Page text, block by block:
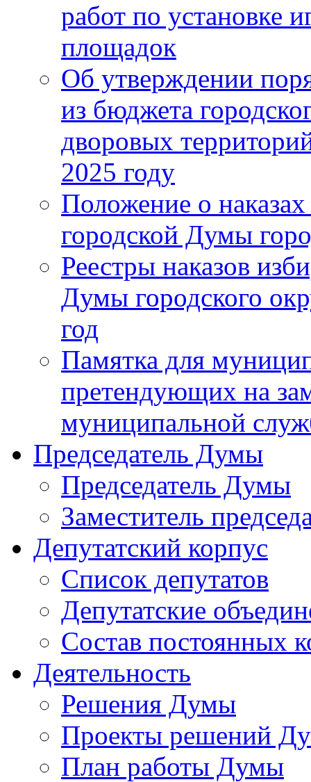
работ по установке
площадок
Об утверждении
из бюджета
дворовых
2025 году
Положение о
городской Думы
Реестры наказов
Думы городского
год
Памятка для
претендующих на
муниципальной
Председатель Думы
Председатель Думы
Заместитель
Депутатский корпус
Список депутатов
Депутатские
Состав постоянных
Деятельность
Решения Думы
Проекты решений
План работы Думы